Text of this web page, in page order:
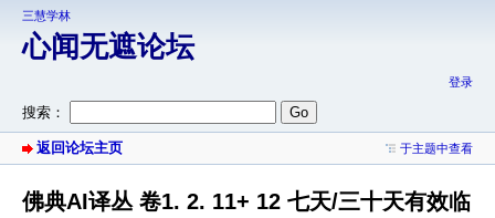
三慧学林
心闻无遮论坛
登录
搜索：
返回论坛主页 于主题中查看
佛典AI译丛 卷1. 2. 11+ 12 七天/三十天有效临